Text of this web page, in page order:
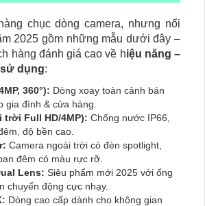
chục dòng camera, nhưng nổi
2025 gồm những mẫu dưới đây –
hàng đánh giá cao về hiệu năng –
dụng:
360°): Dòng xoay toàn cảnh bán
gia đình & cửa hàng.
trời Full HD/4MP): Chống nước IP66,
độ bền cao.
Camera ngoài trời có đèn spotlight,
đêm có màu rực rỡ.
Lens: Siêu phẩm mới 2025 với ống
chuyển động cực nhạy.
Dòng cao cấp dành cho không gian